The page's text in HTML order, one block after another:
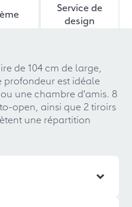
Service de
design
de 104 cm de large,
profondeur est idéale
une chambre d'amis. 8
open, ainsi que 2 tiroirs
une répartition